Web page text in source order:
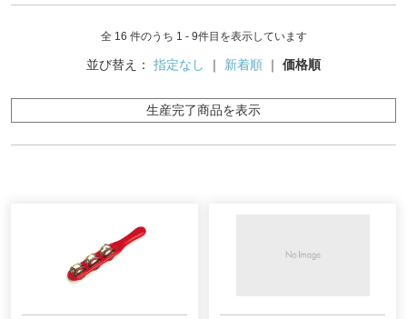
全 16 件のうち 1 - 9件目を表示しています
並び替え： 指定なし ｜ 新着順 ｜ 価格順
生産完了商品を表示